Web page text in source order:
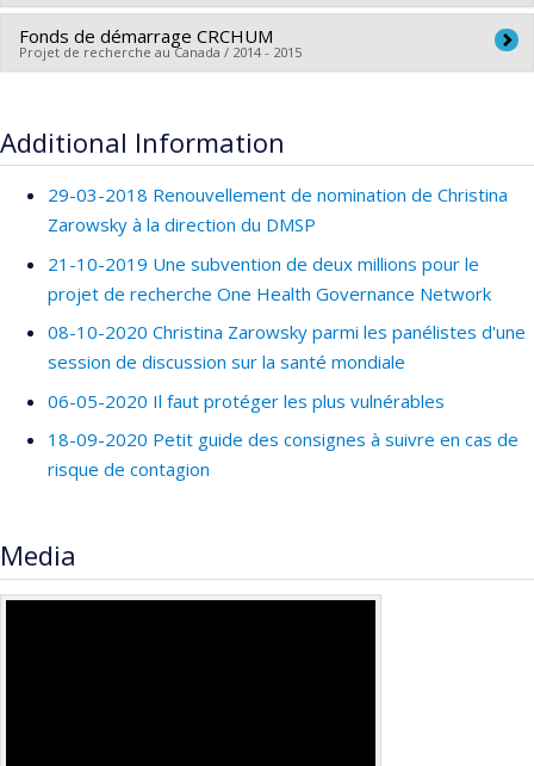
Lead researcher : Christina Zarowsky
Co-researchers : Naomi Levitt,Katherine Murphy,Lara
Canada
Grant programs:PVXXXXXX-Subvention d'équipe
Fonds de démarrage CRCHUM
Projet de recherche au Canada / 2014 - 2015
Funding sources:
Fondation du CHUM/Fondation du Centre
hospitalier de l'Université de Montréal (CHUM)
Grant programs:
Additional Information
29-03-2018 Renouvellement de nomination de Christina
Zarowsky à la direction du DMSP
21-10-2019 Une subvention de deux millions pour le
projet de recherche One Health Governance Network
08-10-2020 Christina Zarowsky parmi les panélistes d'une
session de discussion sur la santé mondiale
06-05-2020 Il faut protéger les plus vulnérables
18-09-2020 Petit guide des consignes à suivre en cas de
risque de contagion
Media